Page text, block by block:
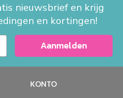
nieuwsbrief en krijg
en kortingen!
Aanmelden
KONTO